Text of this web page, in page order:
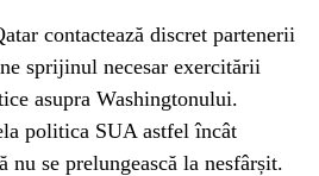
contactează discret partenerii
sprijinul necesar exercitării
asupra Washingtonului.
politica SUA astfel încât
nu se prelungească la nesfârșit.